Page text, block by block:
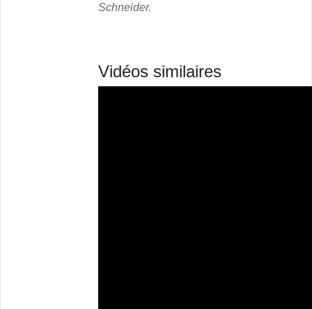
Schneider.
Vidéos similaires